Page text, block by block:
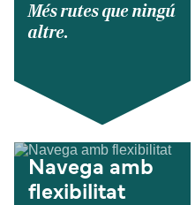
Més rutes que ningú
altre.
Navega amb
flexibilitat